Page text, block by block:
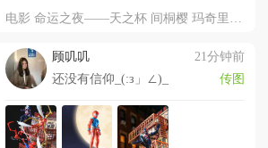
电影 命运之夜——天之杯 间桐樱 玛奇里之杯
顾叽叽
21分钟前
还没有信仰_(:з」∠)_
传图